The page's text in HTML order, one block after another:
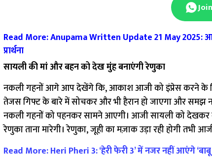
Read More: Anupama Written Update 21 May 2025:
प्रार्थना
सायली की मां और बहन को देख मुंह बनाएंगी रेणुका
नकली गहनों आगे आप देखेंगे कि, आकाश आजी को इंप्रेस करने के
तेजस गिफ्ट के बारे में सोचकर और भी हैरान हो जाएगा और समझ
नकली गहनों को पहनकर सामने आएगी। आजी सायली को देखकर
रेणुका ताना मारेगी। रेणुका, जूही का मज़ाक उड़ा रही होगी तभी
Read More: Heri Pheri 3: ‘हेरी फेरी 3’ में नजर नहीं आएंगे